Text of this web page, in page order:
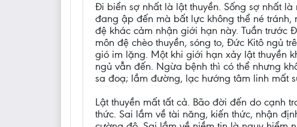
Đi biển sợ nhất là lật thuyền. Sống sợ nhất
đang ập đến mà bất lực không thể né
đệ khác cảm nhận giới hạn này. Tuần trước
môn đệ chèo thuyền, sóng to, Đức Kitô ngủ
gió im lặng. Một khi giới hạn xảy lật thuyền
ngủ vẫn đến. Ngừa bệnh thì có thể nhưng
sa đoạ; lầm đường, lạc hướng tâm linh mất
Lật thuyền mất tất cả. Bão đời đến do cạnh
thức. Sai lầm về tài năng, kiến thức, nhận